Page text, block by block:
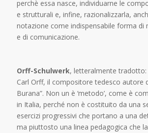
perchè essa nasce, individuarne le
e strutturali e, infine, razionalizzarla,
notazione come indispensabile forma di
e di comunicazione.
Orff-Schulwerk, letteralmente tradotto:
Carl Orff, il compositore tedesco autore
Burana”. Non un è ‘metodo’, come è
in Italia, perché non è costituito da una
esercizi progressivi che portano a una
ma piuttosto una linea pedagogica che